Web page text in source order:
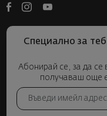
Специално за теб
Абонирай се, за да се
получаваш още